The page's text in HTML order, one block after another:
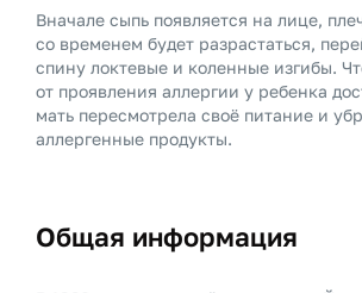
Вначале сыпь появляется на лице,
со временем будет разрастаться,
спину локтевые и коленные изгибы.
от проявления аллергии у ребенка
мать пересмотрела своё питание и
аллергенные продукты.
Общая информация